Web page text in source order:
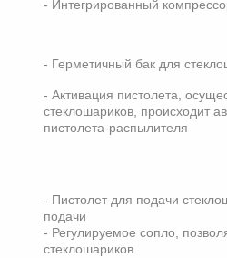
- Интегрированный
- Герметичный бак для
- Активация пистолета,
стеклошариков, происходит
пистолета-распылителя
- Пистолет для подачи
подачи
- Регулируемое сопло,
стеклошариков